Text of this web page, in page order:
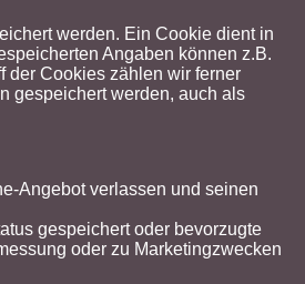
werden. Ein Cookie dient in
Angaben können z.B.
der Cookies zählen wir ferner
gespeichert werden, auch als
Angebot verlassen und seinen
gespeichert oder bevorzugte
oder zu Marketingzwecken